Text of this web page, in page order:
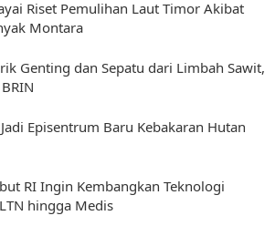
Riset Pemulihan Laut Timor Akibat
Montara
Genting dan Sepatu dari Limbah Sawit,
Episentrum Baru Kebakaran Hutan
RI Ingin Kembangkan Teknologi
hingga Medis